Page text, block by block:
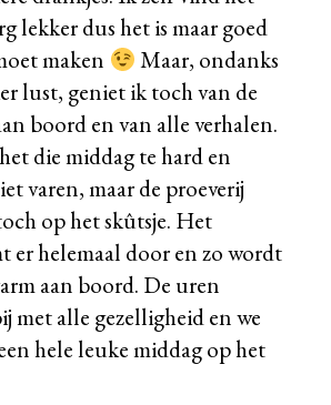
lekker dus het is maar goed
maken
Maar, ondanks
lust, geniet ik toch van de
boord en van alle verhalen.
die middag te hard en
varen, maar de proeverij
op het skûtsje. Het
er helemaal door en zo wordt
aan boord. De uren
met alle gezelligheid en we
hele leuke middag op het